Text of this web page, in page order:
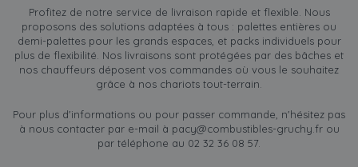
Profitez de notre service de livraison rapide et flexible. Nous
proposons des solutions adaptées à tous : palettes entières ou
demi-palettes pour les grands espaces, et packs individuels pour
plus de flexibilité. Nos livraisons sont protégées par des bâches et
nos chauffeurs déposent vos commandes où vous le souhaitez
grâce à nos chariots tout-terrain.
Pour plus d'informations ou pour passer commande, n'hésitez pas
à nous contacter par e-mail à pacy@combustibles-gruchy.frou
par téléphone au 02 32 36 08 57.